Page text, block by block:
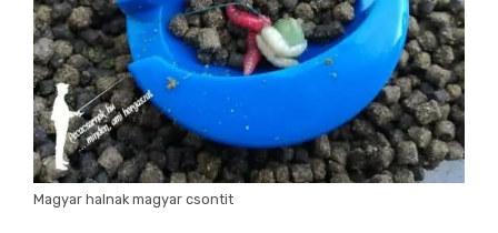
Magyar halnak magyar csontit